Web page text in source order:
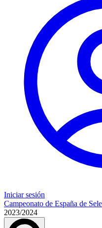
Iniciar sesión
Campeonato de España de
2023/2024